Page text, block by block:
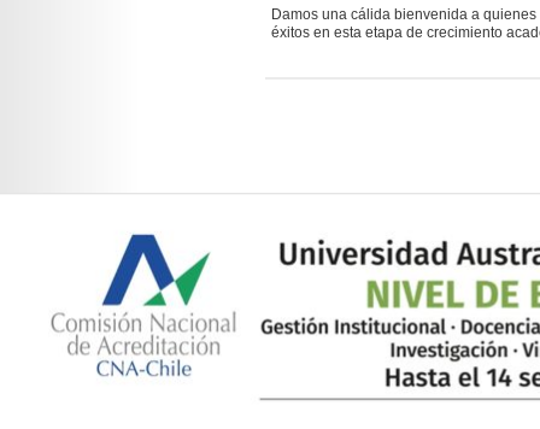
Damos una cálida bienvenida a
éxitos en esta etapa de crecimiento